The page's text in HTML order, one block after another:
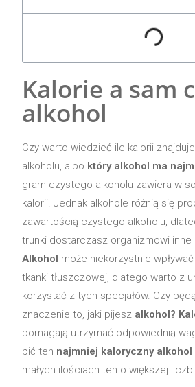
Kalorie a sam
alkohol
Czy warto wiedzieć ile kalorii
alkoholu, albo który alkohol ma
gram czystego alkoholu zawiera w
kalorii. Jednak alkohole różnią się
zawartością czystego alkoholu,
trunki dostarczasz organizmowi inne
Alkohol może niekorzystnie
tkanki tłuszczowej, dlatego warto z
korzystać z tych specjałów. Czy
znaczenie to, jaki pijesz alkohol?
pomagają utrzymać odpowiednią
pić ten najmniej kaloryczny alkohol
małych ilościach ten o większej